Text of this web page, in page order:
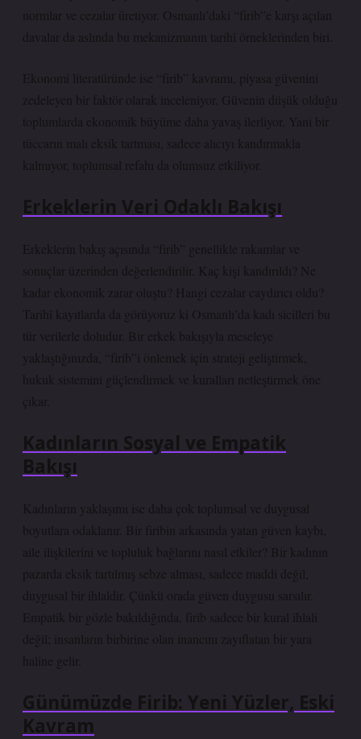
normlar ve cezalar üretiyor. Osmanlı’daki “firib”e karşı açılan
davalar da aslında bu mekanizmanın tarihî örneklerinden biri.
Ekonomi literatüründe ise “firib” kavramı, piyasa güvenini
zedeleyen bir faktör olarak inceleniyor. Güvenin düşük olduğu
toplumlarda ekonomik büyüme daha yavaş ilerliyor. Yani bir
tüccarın malı eksik tartması, sadece alıcıyı kandırmakla
kalmıyor, toplumsal refahı da olumsuz etkiliyor.
Erkeklerin Veri Odaklı Bakışı
Erkeklerin bakış açısında “firib” genellikle rakamlar ve
sonuçlar üzerinden değerlendirilir. Kaç kişi kandırıldı? Ne
kadar ekonomik zarar oluştu? Hangi cezalar caydırıcı oldu?
Tarihî kayıtlarda da görüyoruz ki Osmanlı’da kadı sicilleri bu
tür verilerle doludur. Bir erkek bakışıyla meseleye
yaklaştığınızda, “firib”i önlemek için strateji geliştirmek,
hukuk sistemini güçlendirmek ve kuralları netleştirmek öne
çıkar.
Kadınların Sosyal ve Empatik
Bakışı
Kadınların yaklaşımı ise daha çok toplumsal ve duygusal
boyutlara odaklanır. Bir firibin arkasında yatan güven kaybı,
aile ilişkilerini ve topluluk bağlarını nasıl etkiler? Bir kadının
pazarda eksik tartılmış sebze alması, sadece maddi değil,
duygusal bir ihlaldir. Çünkü orada güven duygusu sarsılır.
Empatik bir gözle bakıldığında, firib sadece bir kural ihlali
değil; insanların birbirine olan inancını zayıflatan bir yara
haline gelir.
Günümüzde Firib: Yeni Yüzler, Eski
Kavram